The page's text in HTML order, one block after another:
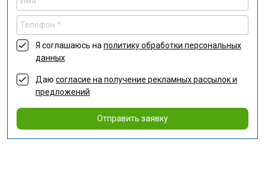
Я соглашаюсь наполитику обработки персональных
данных
Даю согласие на получение рекламных рассылок и
предложений
Отправить заявку